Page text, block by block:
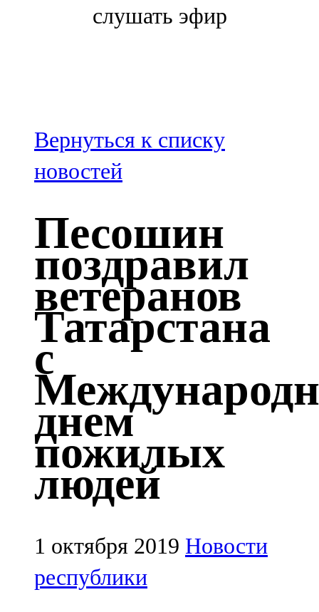
100,3 FM
Зәй
106,6 FM
Кадыбаш
105,2 FM
Казан
91,5 FM
Кайбыч
106,1 FM
Кама тамагы
71,51 FM
Кукмара
107,9 FM
Лениногорский
102,1 FM
Мамадыш
слушать эфир
Вернуться к списку
новостей
Песошин
поздравил
ветеранов
Татарстана
с
днем
пожилых
людей
1 октября 2019 Новости
республики